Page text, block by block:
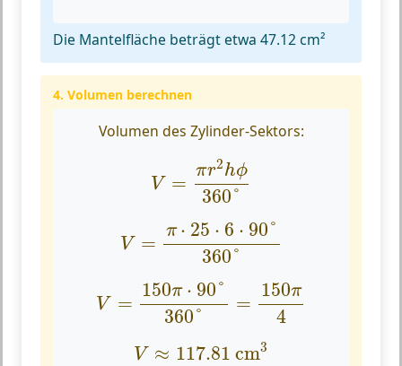
Die Mantelfläche beträgt etwa 47.12 cm²
4. Volumen berechnen
Volumen des Zylinder-Sektors:
V =
πr2hϕ
360°
ϕ360
V =
π ⋅ 25 ⋅ 6 ⋅ 90°
360°
25 ⋅6⋅ 90° 360°
V =
150π ⋅ 90°
360°
=
150π
4
150 π⋅90 °360 150π4
V ≈ 117.81 cm3
V 117.81cm 3